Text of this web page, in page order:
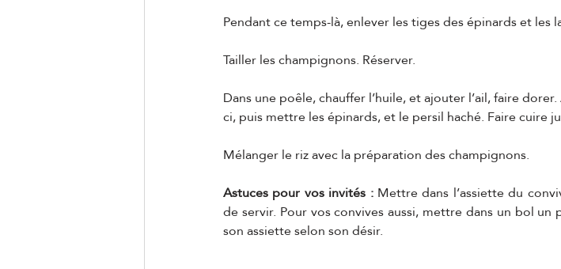
Pendant ce temps-là, enlever les tiges des épinards et les
Tailler les champignons. Réserver.
Dans une poêle, chauffer l’huile, et ajouter l’ail, faire
ci, puis mettre les épinards, et le persil haché. Faire cuire
Mélanger le riz avec la préparation des champignons.
Astuces pour vos invités : Mettre dans l’assiette du
de servir. Pour vos convives aussi, mettre dans un bol
son assiette selon son désir.